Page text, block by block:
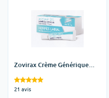
Zovirax Crème Générique
21 avis